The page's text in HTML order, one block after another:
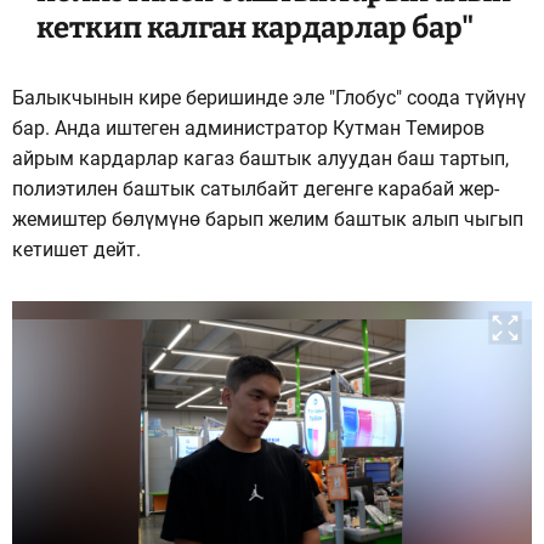
кеткип калган кардарлар бар"
Балыкчынын кире беришинде эле "Глобус" соода түйүнү
бар. Анда иштеген администратор Кутман Темиров
айрым кардарлар кагаз баштык алуудан баш тартып,
полиэтилен баштык сатылбайт дегенге карабай жер-
жемиштер бөлүмүнө барып желим баштык алып чыгып
кетишет дейт.